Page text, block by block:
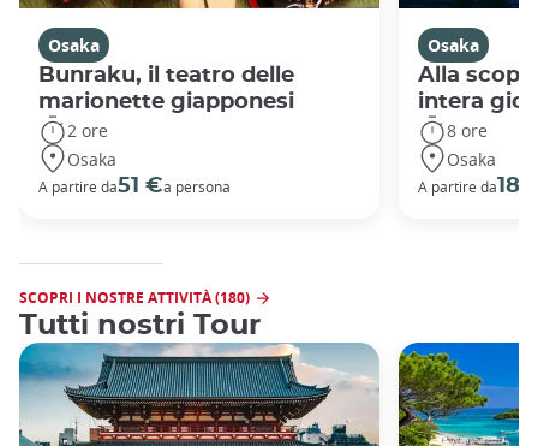
Osaka
Bunraku, il teatro delle
marionette giapponesi
2 ore
Osaka
A partire da51 €a persona
Osaka
Alla
intera
8 ore
Osaka
A partire da
SCOPRI I NOSTRE ATTIVITÀ (180)
Tutti nostri Tour